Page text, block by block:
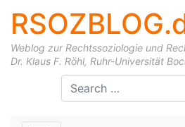
Weblog zur Rechtssoziologie und
Dr. Klaus F. Röhl, Ruhr-Universität
Skip to content